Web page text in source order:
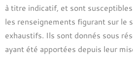
à titre indicatif, et sont susceptibles
les renseignements figurant sur le
exhaustifs. Ils sont donnés sous
ayant été apportées depuis leur